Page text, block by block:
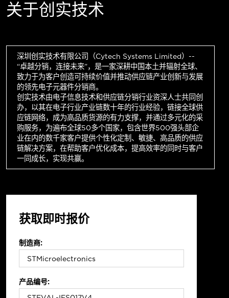
关于创实技术
深圳创实技术有限公司（Cytech Systems Limited）--
“卓越分销，连接未来”，是一家深耕中国本土并辐射全球、
致力于为客户创造可持续价值并推动供应链产业创新与发展
的领先电子元器件分销商。
创实技术由电子信息技术和供应链分销行业资深人士共同创
办，以其在电子行业产业链数十年的行业经验，链接全球供
应链网络，成为高品质货源的有力支撑，并通过多元化的采
购服务，为遍布全球50多个国家，包含世界500强头部企
业在内的数千家客户提供个性化定制、敏捷、高品质的供应
链解决方案，在帮助客户优化成本，提高效率的同时与客户
一同成长，实现共赢。
获取即时报价
制造商:
产品编号: